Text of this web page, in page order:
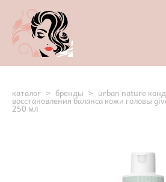
каталог > бренды > urban nature
восстановления баланса кожи головы
250 мл